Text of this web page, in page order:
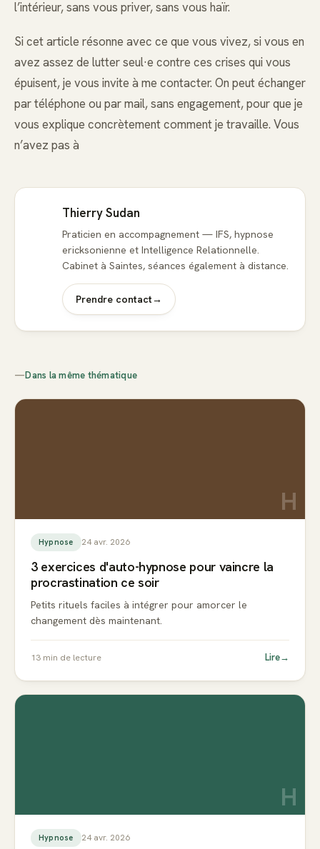
l’intérieur, sans vous priver, sans vous haïr.
Si cet article résonne avec ce que vous vivez, si vous en
avez assez de lutter seul·e contre ces crises qui vous
épuisent, je vous invite à me contacter. On peut échanger
par téléphone ou par mail, sans engagement, pour que je
vous explique concrètement comment je travaille. Vous
n’avez pas à
Thierry Sudan
Praticien en accompagnement — IFS, hypnose
ericksonienne et Intelligence Relationnelle.
Cabinet à Saintes, séances également à distance.
Prendre contact→
—Dans la même thématique
H
Hypnose 24 avr. 2026
3 exercices d'auto-hypnose pour vaincre la
procrastination ce soir
Petits rituels faciles à intégrer pour amorcer le
changement dès maintenant.
13 min de lecture Lire→
H
Hypnose 24 avr. 2026